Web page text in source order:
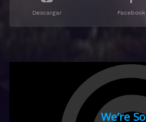
Descargar Facebook